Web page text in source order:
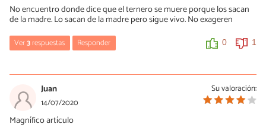
estorbo en la producción.
No encuentro donde dice que el ternero se muere porque los sacan
de la madre. Lo sacan de la madre pero sigue vivo. No exageren
Ver3respuestas Responder 0 1
20/08/2020
Hola Marcelo. Yo creía lo mismo. pero parece que no es así.
Espero la respuesta de Expertoanimal.
Su valoración:
Juan
14/07/2020
Magnífico artículo